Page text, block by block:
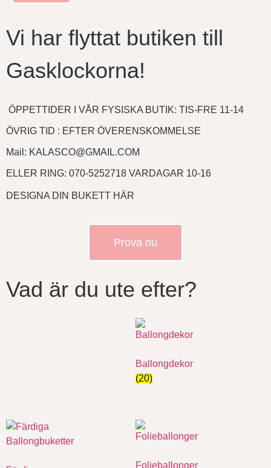
Vi har flyttat butiken till
Gasklockorna!
ÖPPETTIDER I VÅR FYSISKA BUTIK: TIS-FRE 11-14
ÖVRIG TID : EFTER ÖVERENSKOMMELSE
Mail: KALASCO@GMAIL.COM
ELLER RING: 070-5252718 VARDAGAR 10-16
DESIGNA DIN BUKETT HÄR
Prova nu
Vad är du ute efter?
Ballongdekor
(20)
Folieballonger